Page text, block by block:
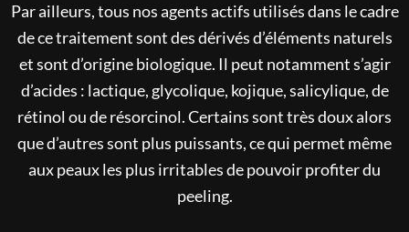
Par ailleurs, tous nos agents actifs utilisés dans le cadre
de ce traitement sont des dérivés d’éléments naturels
et sont d’origine biologique. Il peut notamment s’agir
d’acides : lactique, glycolique, kojique, salicylique, de
rétinol ou de résorcinol. Certains sont très doux alors
que d’autres sont plus puissants, ce qui permet même
aux peaux les plus irritables de pouvoir profiter du
peeling.